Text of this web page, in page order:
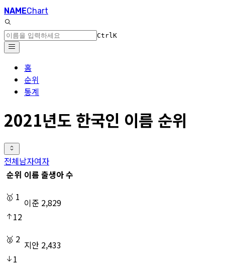
NAMEChart
CtrlK
홈
순위
통계
2021년도 한국인 이름 순위
전체남자여자
순위 이름 출생아 수
🥇 1
12
이준 2,829
🥈 2
1
지안 2,433